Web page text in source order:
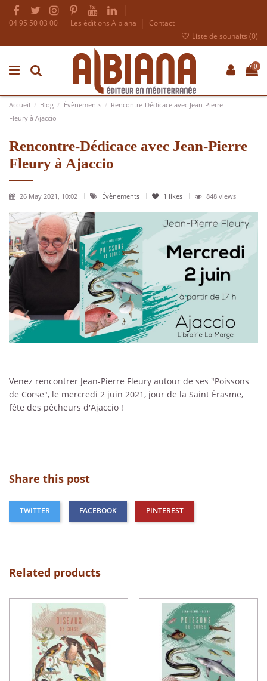
04 95 50 03 00 Les éditions Albiana
Contact
Liste de souhaits (0)
0
Accueil Blog Évènements
Rencontre-Dédicace avec Jean-Pierre
Fleury à Ajaccio
Rencontre-Dédicace avec Jean-Pierre
Fleury à Ajaccio
26 May 2021, 10:02 Évènements 1 likes 848 views
Venez rencontrer Jean-Pierre Fleury autour de ses "Poissons
de Corse", le mercredi 2 juin 2021, jour de la Saint Érasme,
fête des pêcheurs d'Ajaccio !
Share this post
TWITTER FACEBOOK PINTEREST
Related products